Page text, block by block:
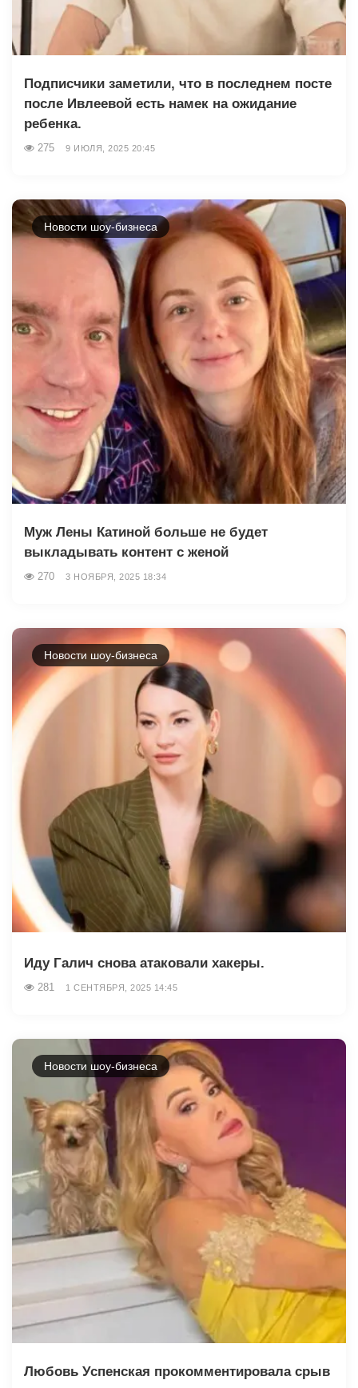
Подписчики заметили, что в последнем посте
после Ивлеевой есть намек на ожидание
ребенка.
275 9 ИЮЛЯ, 2025 20:45
Новости шоу-бизнеса
Муж Лены Катиной больше не будет
выкладывать контент с женой
270 3 НОЯБРЯ, 2025 18:34
Новости шоу-бизнеса
Иду Галич снова атаковали хакеры.
281 1 СЕНТЯБРЯ, 2025 14:45
Новости шоу-бизнеса
Любовь Успенская прокомментировала срыв